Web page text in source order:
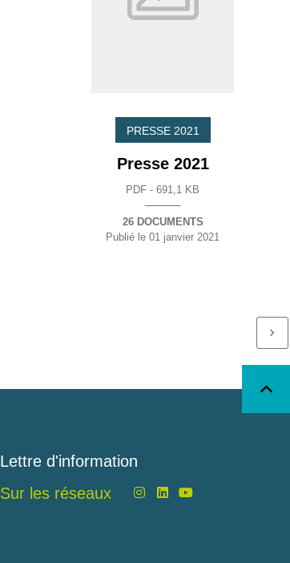
PRESSE 2021
Presse 2021
PDF - 691,1 KB
26 DOCUMENTS
Publié le 01 janvier 2021
Lettre d'information
Sur les réseaux